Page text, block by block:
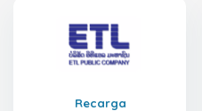
Recarga